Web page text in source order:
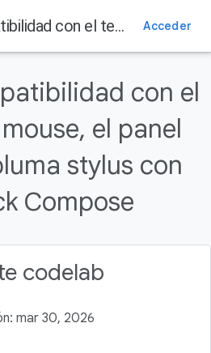
Agrega compatibilidad con el teclado, el mouse, el panel táctil y la pluma stylus con Jetpack Compose Acceder
con el
el panel
stylus con
Compose
codelab
mar 30, 2026